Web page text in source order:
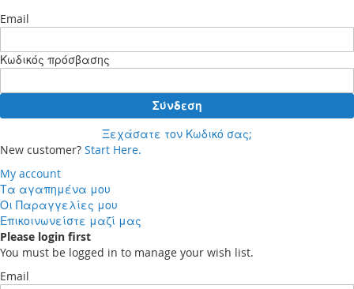
Email
Κωδικός πρόσβασης
Σύνδεση
Ξεχάσατε τον Κωδικό σας;
New customer? Start Here.
My account
Τα αγαπημένα μου
Οι Παραγγελίες μου
Επικοινωνείστε μαζί μας
Please login first
You must be logged in to manage your wish list.
Email